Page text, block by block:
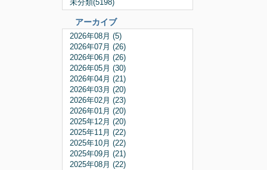
未分類(5198)
アーカイブ
2026年08月 (5)
2026年07月 (26)
2026年06月 (26)
2026年05月 (30)
2026年04月 (21)
2026年03月 (20)
2026年02月 (23)
2026年01月 (20)
2025年12月 (20)
2025年11月 (22)
2025年10月 (22)
2025年09月 (21)
2025年08月 (22)